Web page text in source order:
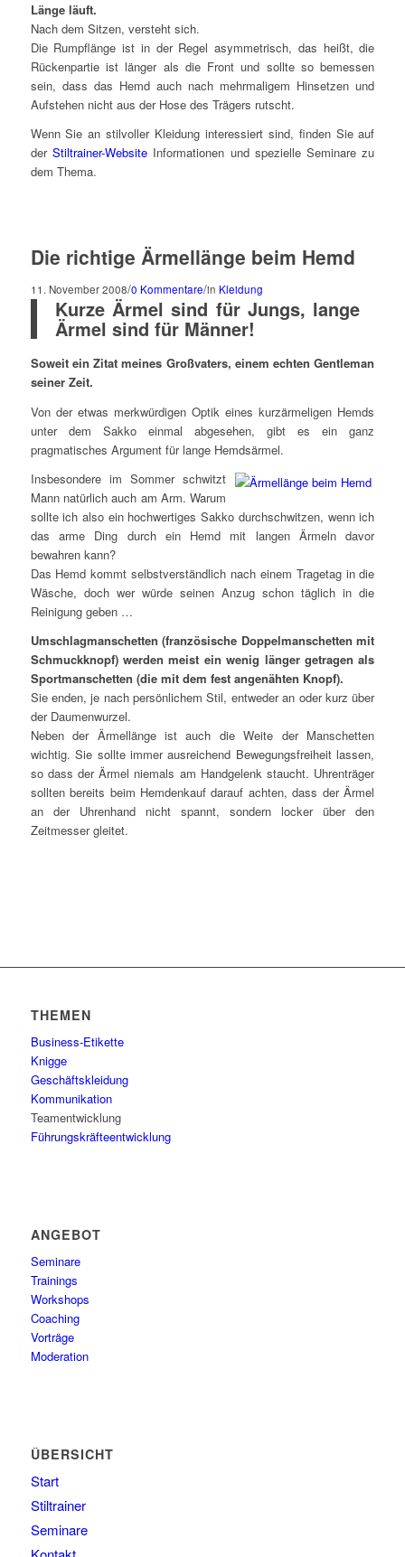
Länge läuft.
Nach dem Sitzen, versteht sich.
Die Rumpflänge ist in der Regel asymmetrisch, das heißt, die
Rückenpartie ist länger als die Front und sollte so bemessen
sein, dass das Hemd auch nach mehrmaligem Hinsetzen und
Aufstehen nicht aus der Hose des Trägers rutscht.
Wenn Sie an stilvoller Kleidung interessiert sind, finden Sie auf
der Stiltrainer-WebsiteInformationen und spezielle Seminare zu
dem Thema.
Die richtige Ärmellänge beim Hemd
11. November 2008/0 Kommentare/in Kleidung
Kurze Ärmel sind für Jungs, lange
Ärmel sind für Männer!
Soweit ein Zitat meines Großvaters, einem echten Gentleman
seiner Zeit.
Von der etwas merkwürdigen Optik eines kurzärmeligen Hemds
unter dem Sakko einmal abgesehen, gibt es ein ganz
pragmatisches Argument für lange Hemdsärmel.
Insbesondere im Sommer schwitzt
Mann natürlich auch am Arm. Warum
sollte ich also ein hochwertiges Sakko durchschwitzen, wenn ich
das arme Ding durch ein Hemd mit langen Ärmeln davor
bewahren kann?
Das Hemd kommt selbstverständlich nach einem Tragetag in die
Wäsche, doch wer würde seinen Anzug schon täglich in die
Reinigung geben …
Umschlagmanschetten (französische Doppelmanschetten mit
Schmuckknopf) werden meist ein wenig länger getragen als
Sportmanschetten (die mit dem fest angenähten Knopf).
Sie enden, je nach persönlichem Stil, entweder an oder kurz über
der Daumenwurzel.
Neben der Ärmellänge ist auch die Weite der Manschetten
wichtig. Sie sollte immer ausreichend Bewegungsfreiheit lassen,
so dass der Ärmel niemals am Handgelenk staucht. Uhrenträger
sollten bereits beim Hemdenkauf darauf achten, dass der Ärmel
an der Uhrenhand nicht spannt, sondern locker über den
Zeitmesser gleitet.
THEMEN
Business-Etikette
Knigge
Geschäftskleidung
Kommunikation
Teamentwicklung
Führungskräfteentwicklung
ANGEBOT
Seminare
Trainings
Workshops
Coaching
Vorträge
Moderation
ÜBERSICHT
Start
Stiltrainer
Seminare